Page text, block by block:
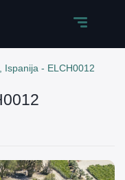
Ispanija - ELCH0012